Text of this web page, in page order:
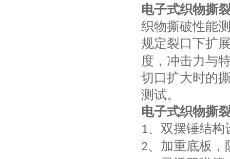
电子式织物撕
织物撕破性能
规定裂口下扩
度，冲击力与
切口扩大时的
测试。
电子式织物撕
1、双摆锤结构
2、加重底板，